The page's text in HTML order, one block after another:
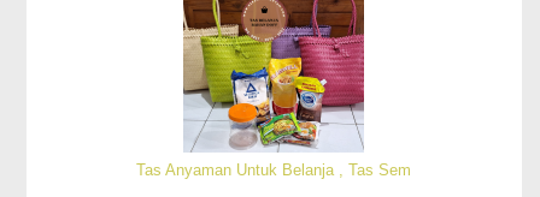
Tas Anyaman Untuk Belanja , Tas Sem